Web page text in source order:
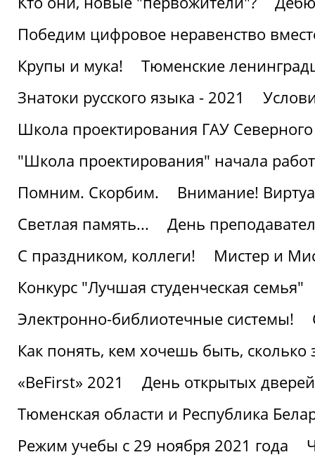
Победим цифровое неравенство
Крупы и мука!
Тюменские
Знатоки русского языка - 2021
Школа проектирования ГАУ
"Школа проектирования" начала
Помним. Скорбим.
Внимание!
Светлая память...
День
С праздником, коллеги!
Мистер и
Конкурс "Лучшая студенческая семья"
Электронно-библиотечные системы!
Как понять, кем хочешь быть, сколько
«BeFirst» 2021
День открытых
Тюменская области и Республика
Режим учебы с 29 ноября 2021 года